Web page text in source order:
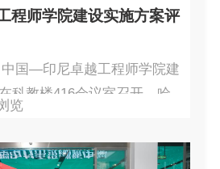
程师学院建设实施方案评
中国—印尼卓越工程师学院建
科教楼416会议室召开。哈尔
院执行院长栗大超、中国石
览